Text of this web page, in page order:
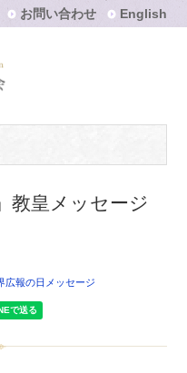
お問い合わせ English
教皇メッセージ
広報の日メッセージ